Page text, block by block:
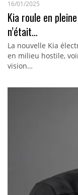
16/01/2025
Kia roule en
n’était…
La nouvelle Kia
en milieu hostile,
vision…